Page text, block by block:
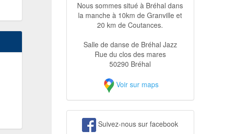
Nous sommes situé à Bréhal dans
la manche à 10km de Granville et
20 km de Coutances.
Salle de danse de Bréhal Jazz
Rue du clos des mares
50290 Bréhal
Voir sur maps
Suivez-nous sur facebook